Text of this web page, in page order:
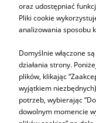
oraz udostępniać
Pliki cookie
analizowania sposobu
Domyślnie włączone
działania strony.
plików, klikając
wyjątkiem
potrzeb, wybierając
dowolnym momencie